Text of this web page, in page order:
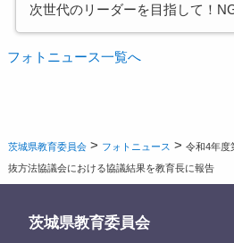
次世代のリーダーを目指して！
フォトニュース一覧へ
茨城県教育委員会 > フォトニュース >令和4年度
抜方法協議会における協議結果を教育長に報告
茨城県教育委員会